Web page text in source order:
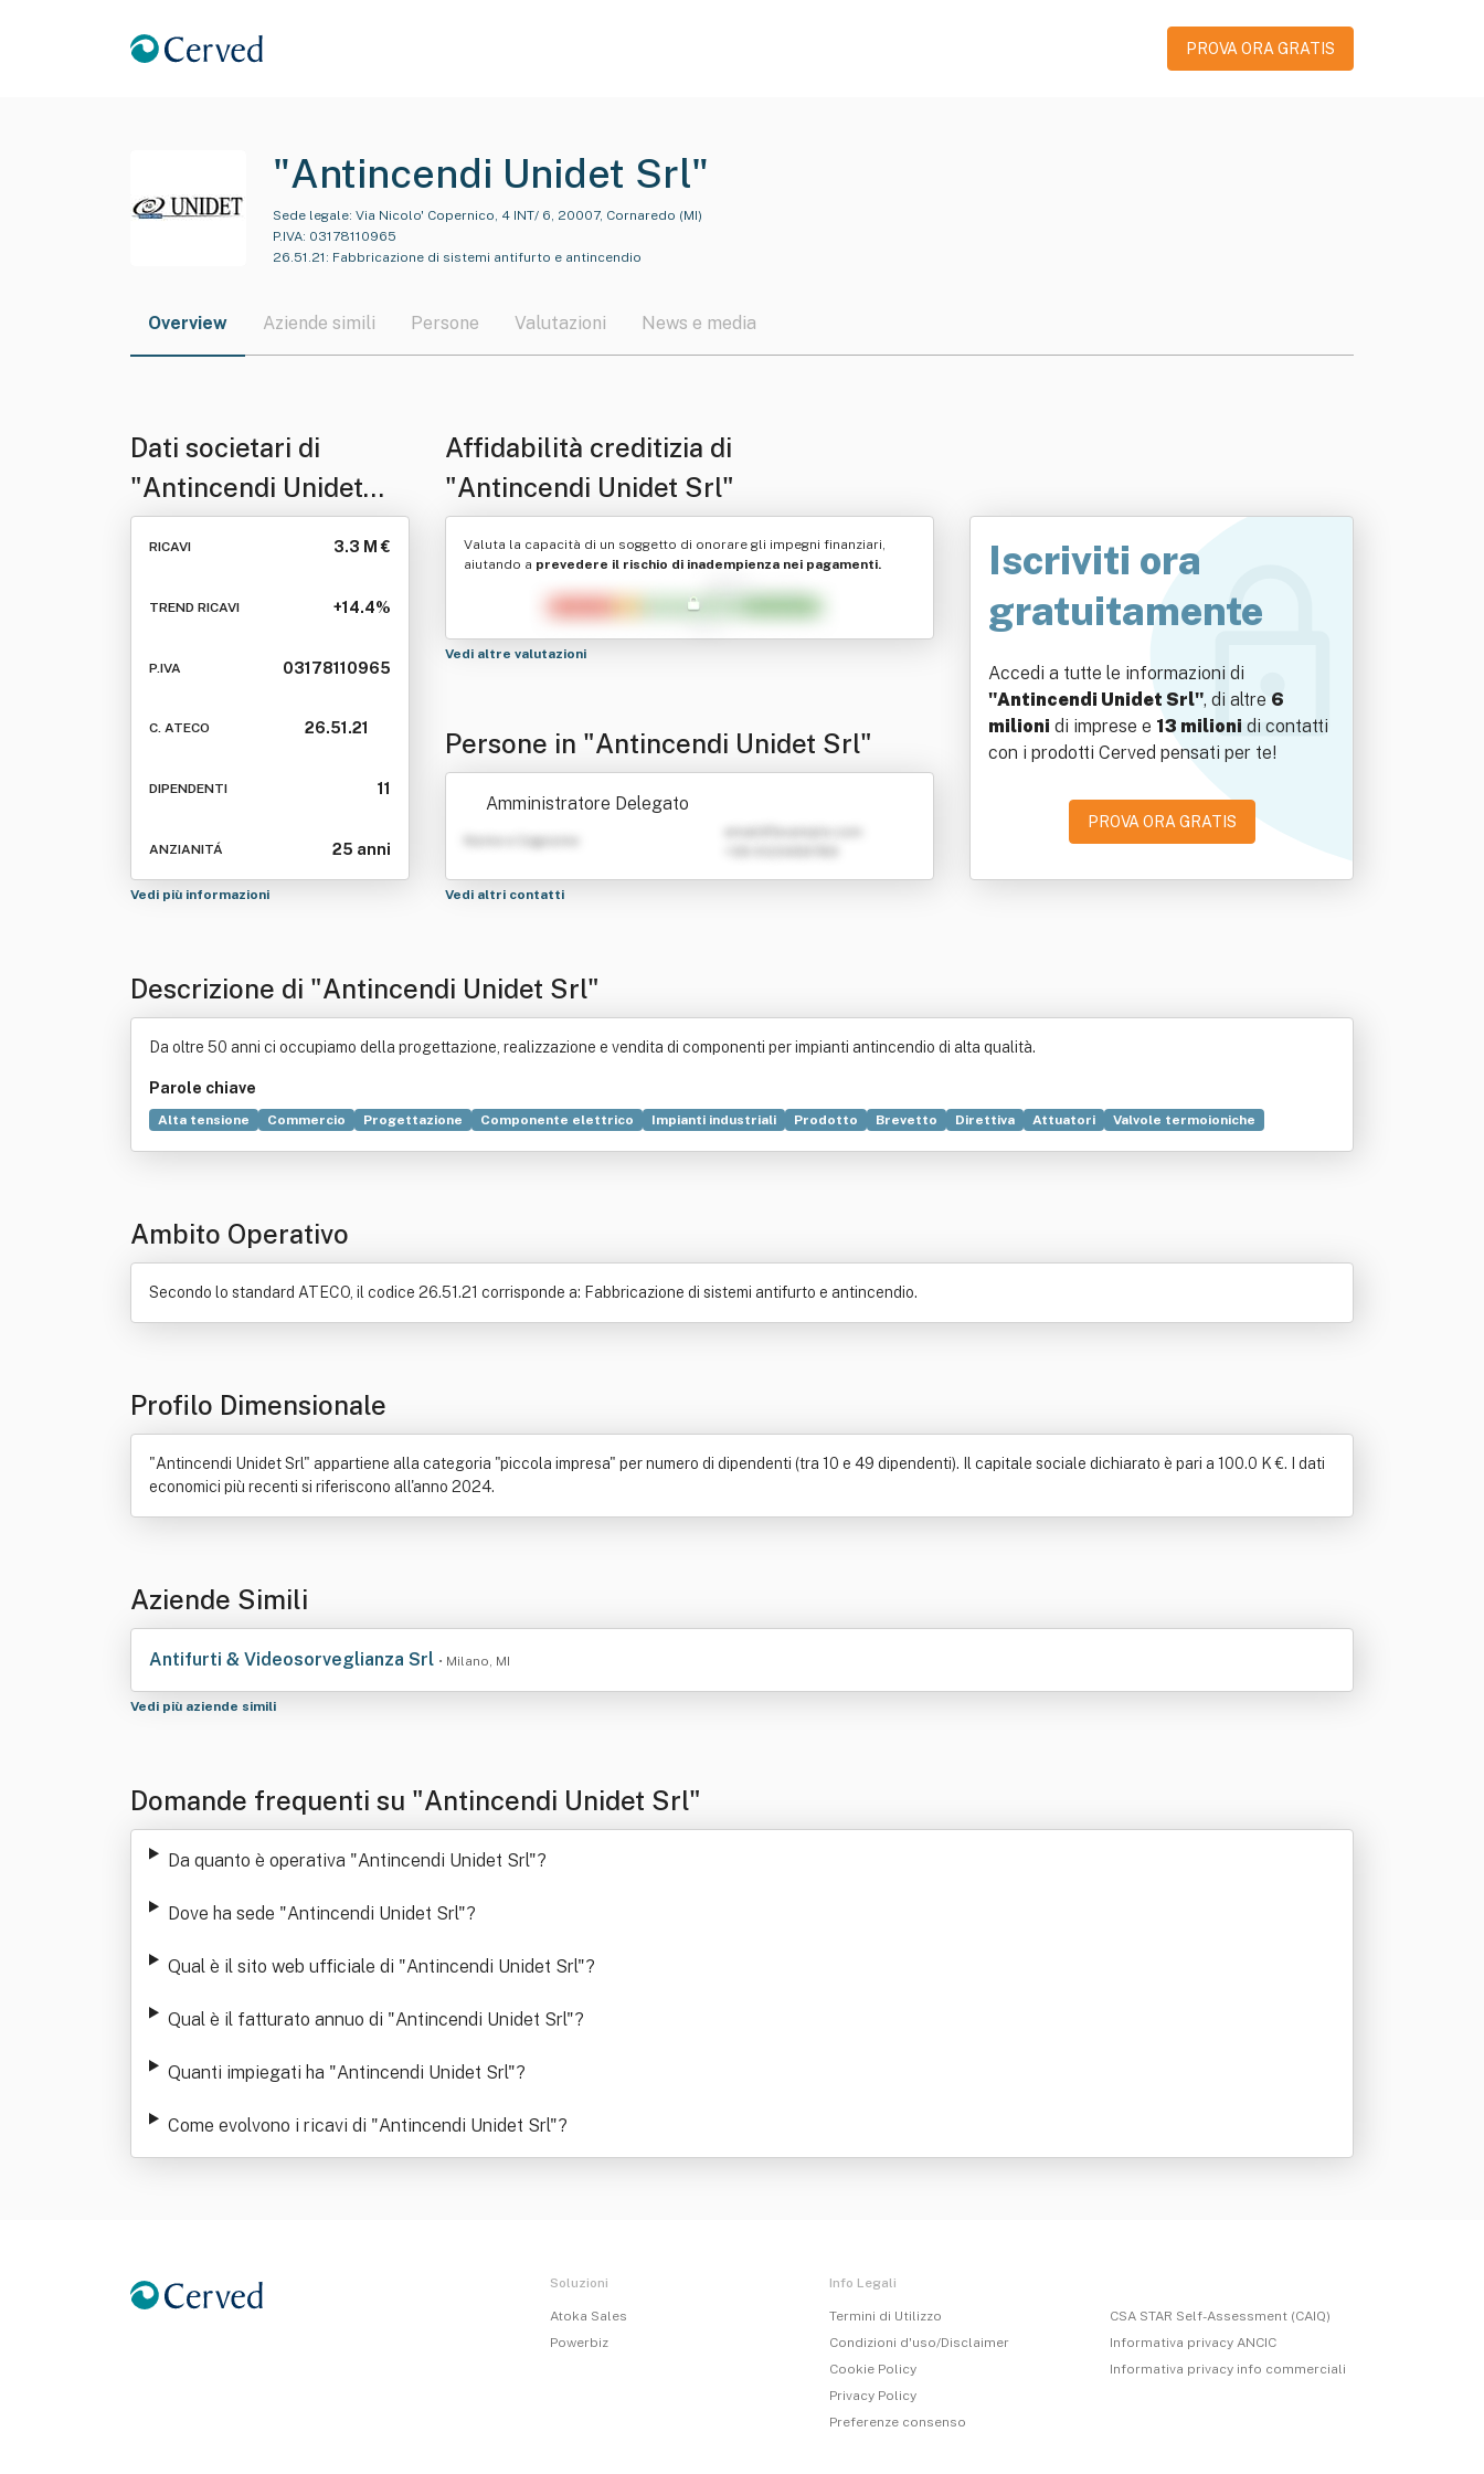
PROVA ORA GRATIS
"Antincendi Unidet Srl"
Sede legale: Via Nicolo' Copernico, 4 INT/ 6, 20007, Cornaredo (MI)
P.IVA: 03178110965
26.51.21 : Fabbricazione di sistemi antifurto e antincendio
Overview Aziende simili Persone Valutazioni News e media
Dati societari di
"Antincendi Unidet
Srl"
RICAVI 3.3 M €
TREND RICAVI +14.4%
P.IVA 03178110965
C. ATECO 26.51.21
DIPENDENTI 11
ANZIANITÁ 25 anni
Vedi più informazioni
Affidabilità creditizia di
"Antincendi Unidet Srl"
Valuta la capacità di un soggetto di onorare gli impegni finanziari,
aiutando a prevedere il rischio di inadempienza nei pagamenti.
Vedi altre valutazioni
Persone in "Antincendi Unidet Srl"
Amministratore Delegato
Nome e Cognome
Vedi altri contatti
Iscriviti ora
gratuitamente
Accedi a tutte le informazioni di
"Antincendi Unidet Srl", di altre 6
milioni di imprese e 13 milioni di contatti
con i prodotti Cerved pensati per te!
PROVA ORA GRATIS
Descrizione di "Antincendi Unidet Srl"
Da oltre 50 anni ci occupiamo della progettazione, realizzazione e vendita di componenti per impianti antincendio di alta qualità.
Parole chiave
Alta tensione Commercio Progettazione Componente elettrico Impianti industriali Prodotto Brevetto Direttiva Attuatori
Valvole termoioniche
Ambito Operativo
Secondo lo standard ATECO, il codice 26.51.21 corrisponde a: Fabbricazione di sistemi antifurto e antincendio.
Profilo Dimensionale
"Antincendi Unidet Srl" appartiene alla categoria "piccola impresa" per numero di dipendenti (tra 10 e 49 dipendenti). Il capitale sociale dichiarato è pari a 100.0 K €. I dati
economici più recenti si riferiscono all'anno 2024.
Aziende Simili
Antifurti & Videosorveglianza Srl • Milano, MI
Vedi più aziende simili
Domande frequenti su "Antincendi Unidet Srl"
Da quanto è operativa "Antincendi Unidet Srl"?
Dove ha sede "Antincendi Unidet Srl"?
Qual è il sito web ufficiale di "Antincendi Unidet Srl"?
Qual è il fatturato annuo di "Antincendi Unidet Srl"?
Quanti impiegati ha "Antincendi Unidet Srl"?
Come evolvono i ricavi di "Antincendi Unidet Srl"?
Soluzioni
Atoka Sales
Powerbiz
Info Legali
Termini di Utilizzo
Condizioni d'uso/Disclaimer
Cookie Policy
Privacy Policy
Preferenze consenso
CSA STAR Self-Assessment (CAIQ)
Informativa privacy ANCIC
Informativa privacy info commerciali